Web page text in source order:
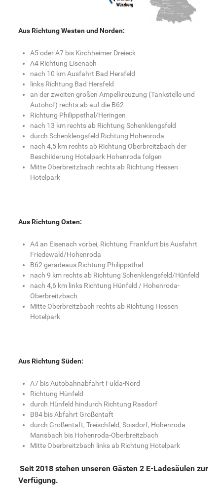
Aus Richtung Westen und Norden:
A5 oder A7 bis Kirchheimer Dreieck
A4 Richtung Eisenach
nach 10 km Ausfahrt Bad Hersfeld
links Richtung Bad Hersfeld
an der zweiten großen Ampelkreuzung (Tankstelle und
Autohof) rechts ab auf die B62
Richtung Philippsthal/Heringen
nach 13 km rechts ab Richtung Schenklengsfeld
durch Schenklengsfeld Richtung Hohenroda
nach 4,5 km rechts ab Richtung Oberbreitzbach der
Beschilderung Hotelpark Hohenroda folgen
Mitte Oberbreitzbach rechts ab Richtung Hessen
Hotelpark
Aus Richtung Osten:
A4 an Eisenach vorbei, Richtung Frankfurt bis Ausfahrt
Friedewald/Hohenroda
B62 geradeaus Richtung Philippsthal
nach 9 km rechts ab Richtung Schenklengsfeld/Hünfeld
nach 4,6 km links Richtung Hünfeld / Hohenroda-
Oberbreitzbach
Mitte Oberbreitzbach rechts ab Richtung Hessen
Hotelpark
Aus Richtung Süden:
A7 bis Autobahnabfahrt Fulda-Nord
Richtung Hünfeld
durch Hünfeld hindurch Richtung Rasdorf
B84 bis Abfahrt Großentaft
durch Großentaft, Treischfeld, Soisdorf, Hohenroda-
Mansbach bis Hohenroda-Oberbreitzbach
Mitte Oberbreitzbach links ab Richtung Hotelpark
Seit 2018 stehen unseren Gästen 2 E-Ladesäulen zur
Verfügung.